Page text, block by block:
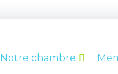
Notre chambre